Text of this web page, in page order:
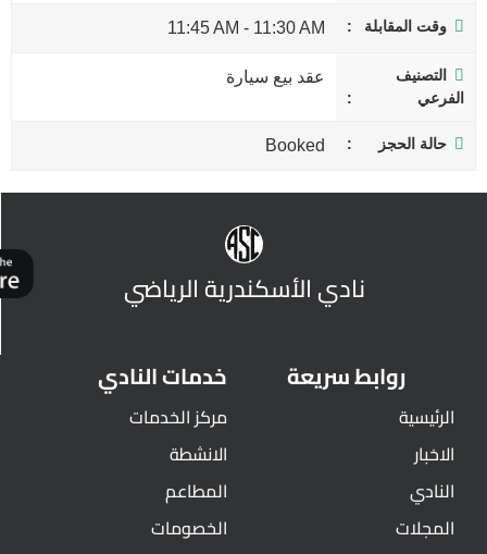
وقت المقابلة 11:30 AM
-
11:45 AM
التصنيف
الفرعي
عقد بيع سيارة
حالة الحجز Booked
نادي الأسكندرية الرياضي
روابط سريعة
الرئيسية
الاخبار
النادي
المجلات
خدمات النادي
مركز الخدمات
الانشطة
المطاعم
الخصومات